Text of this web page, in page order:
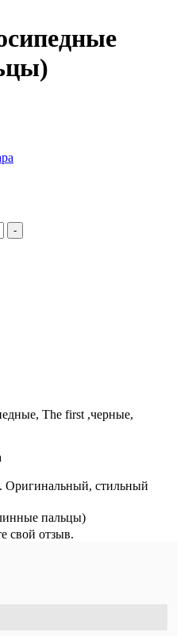
-
The first ,черные,
Оригинальный, стильный
пальцы)
свой отзыв.